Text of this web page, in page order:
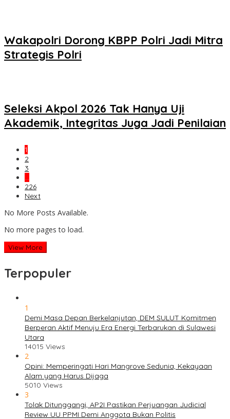
Wakapolri Dorong KBPP Polri Jadi Mitra
Strategis Polri
Seleksi Akpol 2026 Tak Hanya Uji
Akademik, Integritas Juga Jadi Penilaian
1
2
3
…
226
Next
No More Posts Available.
No more pages to load.
View More
Terpopuler
1
Demi Masa Depan Berkelanjutan, DEM SULUT Komitmen
Berperan Aktif Menuju Era Energi Terbarukan di Sulawesi
Utara
14015 Views
2
Opini: Memperingati Hari Mangrove Sedunia, Kekayaan
Alam yang Harus Dijaga
5010 Views
3
Tolak Ditunggangi, AP2I Pastikan Perjuangan Judicial
Review UU PPMI Demi Anggota Bukan Politis